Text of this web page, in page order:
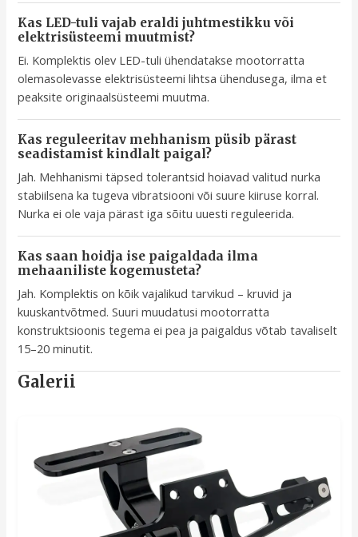
Kas LED-tuli vajab eraldi juhtmestikku või
elektrisüsteemi muutmist?
Ei. Komplektis olev LED-tuli ühendatakse mootorratta
olemasolevasse elektrisüsteemi lihtsa ühendusega, ilma et
peaksite originaalsüsteemi muutma.
Kas reguleeritav mehhanism püsib pärast
seadistamist kindlalt paigal?
Jah. Mehhanismi täpsed tolerantsid hoiavad valitud nurka
stabiilsena ka tugeva vibratsiooni või suure kiiruse korral.
Nurka ei ole vaja pärast iga sõitu uuesti reguleerida.
Kas saan hoidja ise paigaldada ilma
mehaaniliste kogemusteta?
Jah. Komplektis on kõik vajalikud tarvikud – kruvid ja
kuuskantvõtmed. Suuri muudatusi mootorratta
konstruktsioonis tegema ei pea ja paigaldus võtab tavaliselt
15–20 minutit.
Galerii